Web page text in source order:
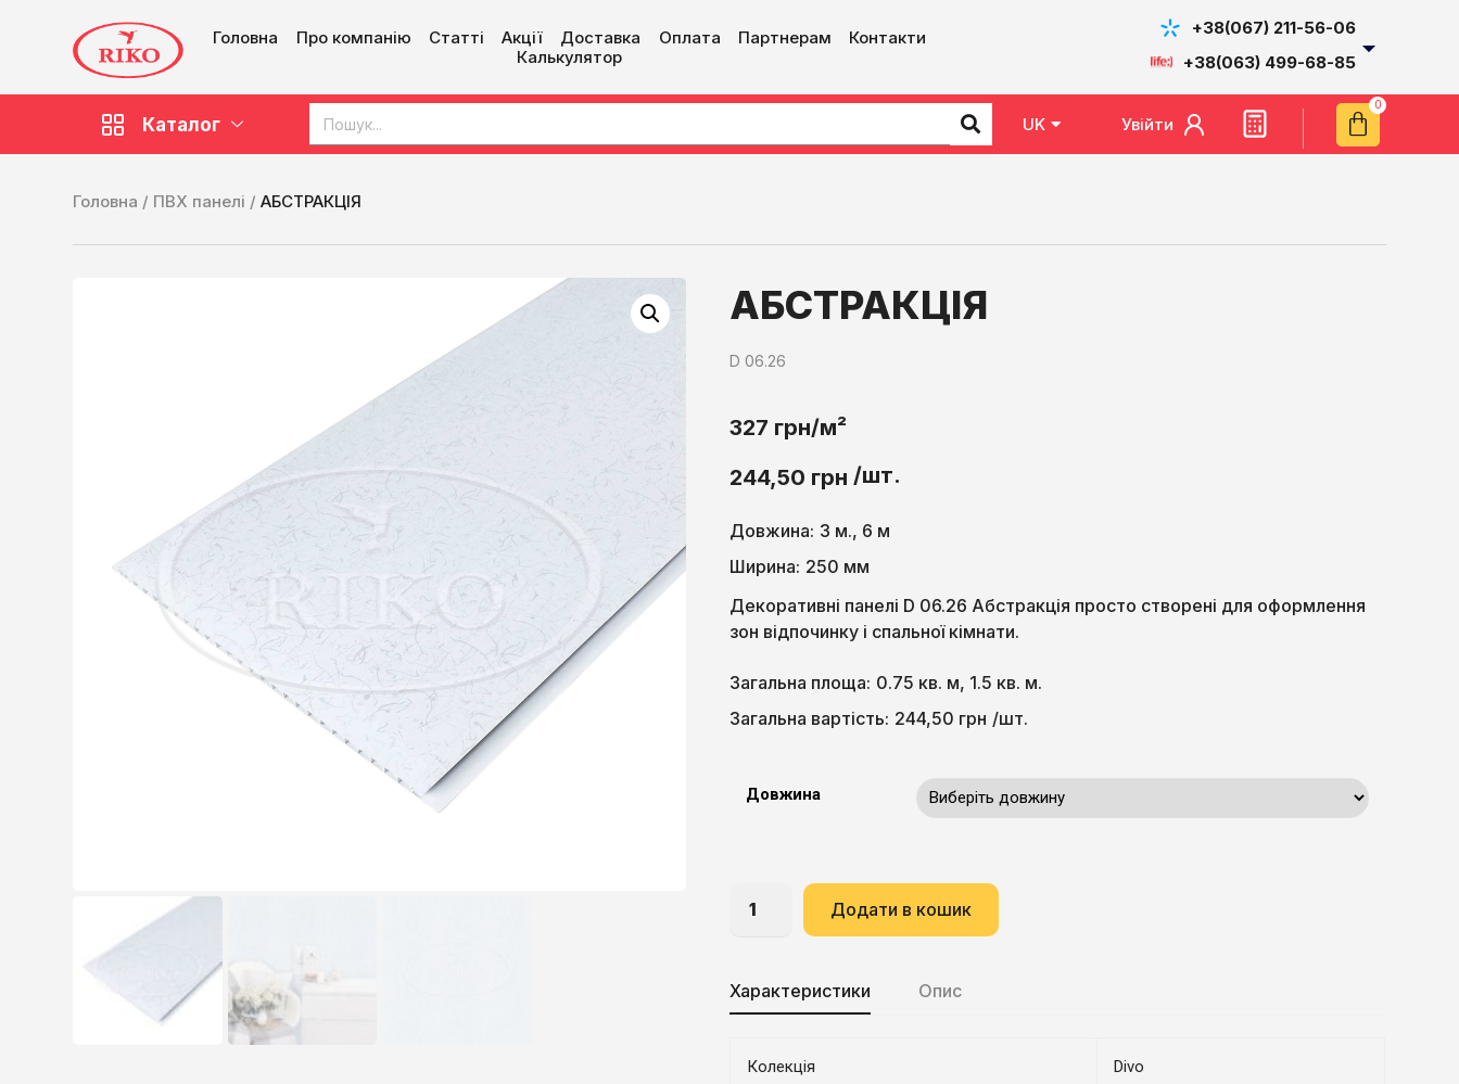
Головна Про компанію Статті Акції Доставка Оплата Партнерам
Контакти
Калькулятор
+38(067) 211-56-06
+38(063) 499-68-85
Каталог UK
EN Увійти
Головна / ПВХ панелі /АБСТРАКЦІЯ
АБСТРАКЦІЯ
D 06.26
327 грн/м²
244,50 грн /шт.
Довжина: 3 м., 6 м
Ширина: 250 мм
Декоративні панелі D 06.26 Абстракція просто створені для оформлення
зон відпочинку і спальної кімнати.
Загальна площа: 0.75 кв. м, 1.5 кв. м.
Загальна вартість: 244,50 грн /шт.
Довжина
Додати в кошик
Характеристики Опис
Колекція Divo